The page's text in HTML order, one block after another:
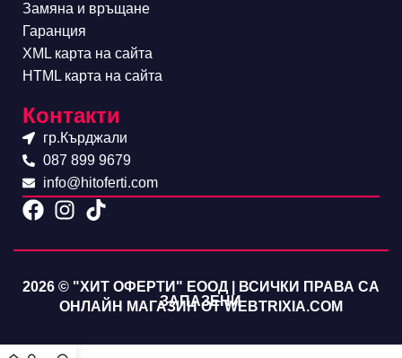
Замяна и връщане
Гаранция
XML карта на сайта
HTML карта на сайта
Контакти
гр.Кърджали
087 899 9679
info@hitoferti.com
2026 © "ХИТ ОФЕРТИ" ЕООД | ВСИЧКИ ПРАВА СА
ЗАПАЗЕНИ
ОНЛАЙН МАГАЗИН ОТ WEBTRIXIA.COM